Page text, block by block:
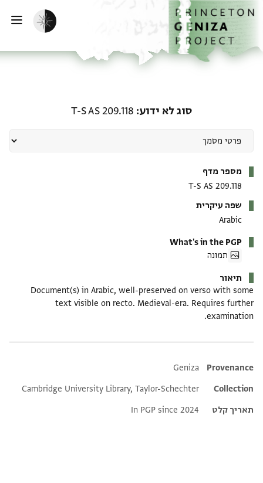
לתוכןהבית
הפעלת מצב כהה
סוג לא ידוע T-S AS 209.118
מספר מדף
T-S AS 209.118
שפה עיקרית
Arabic
What's in the PGP
תמונה
תיאור
Document(s) in Arabic, well-preserved on verso with some
text visible on recto. Medieval-era. Requires further
examination.
Additional metadata
Provenance
Geniza
Collection
Cambridge University Library, Taylor-Schechter
תאריך קלט
In PGP since 2024